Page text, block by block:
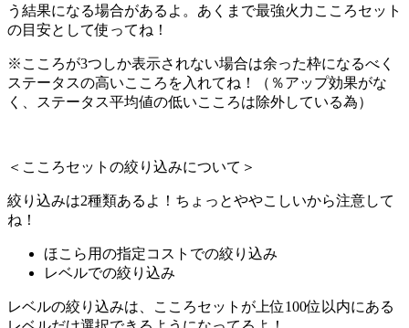
う結果になる場合があるよ。あくまで最強火力こころセット
の目安として使ってね！
※こころが3つしか表示されない場合は余った枠になるべく
ステータスの高いこころを入れてね！（％アップ効果がな
く、ステータス平均値の低いこころは除外している為）
＜こころセットの絞り込みについて＞
絞り込みは2種類あるよ！ちょっとややこしいから注意して
ね！
ほこら用の指定コストでの絞り込み
レベルでの絞り込み
レベルの絞り込みは、こころセットが上位100位以内にある